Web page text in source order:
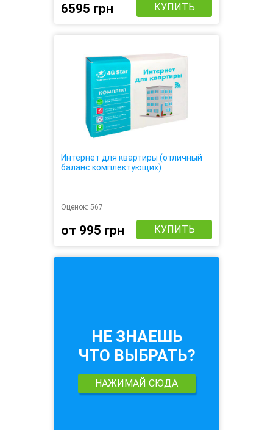
6595 грн КУПИТЬ
Интернет для квартиры (отличный
баланс комплектующих)
Оценок: 567
от 995 грн КУПИТЬ
НЕ ЗНАЕШЬ
ЧТО ВЫБРАТЬ?
НАЖИМАЙ СЮДА